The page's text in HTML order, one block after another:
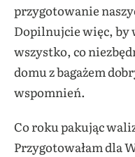
przygotowanie
Dopilnujcie więc, by
wszystko, co
domu z bagażem
wspomnień.
Co roku pakując
Przygotowałam dla